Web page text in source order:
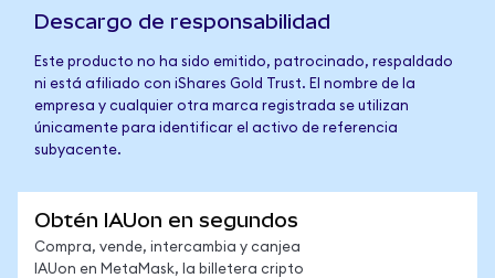
Descargo de responsabilidad
Este producto no ha sido emitido, patrocinado, respaldado
ni está afiliado con iShares Gold Trust. El nombre de la
empresa y cualquier otra marca registrada se utilizan
únicamente para identificar el activo de referencia
subyacente.
Obtén IAUon en segundos
Compra, vende, intercambia y canjea
IAUon en MetaMask, la billetera cripto